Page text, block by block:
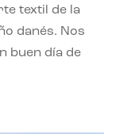
textil de la
danés. Nos
buen día de